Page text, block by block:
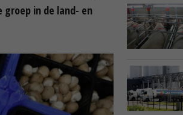
groep in de land- en